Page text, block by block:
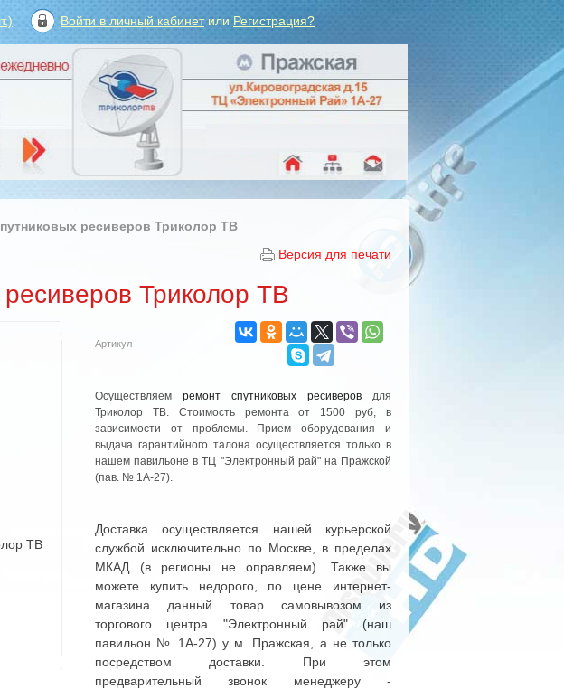
Войти в личный кабинетили Регистрация?
ресиверов Триколор ТВ
Версия для печати
Триколор ТВ
ТВ
Артикул
Осуществляем ремонт спутниковых ресиверов для
Триколор ТВ. Стоимость ремонта от 1500 руб, в
зависимости от проблемы. Прием оборудования и
выдача гарантийного талона осуществляется только в
нашем павильоне в ТЦ "Электронный рай" на Пражской
(пав. № 1А-27).
Доставка осуществляется нашей курьерской
службой исключительно по Москве, в пределах
МКАД (в регионы не оправляем). Также вы
можете купить недорого, по цене интернет-
магазина данный товар самовывозом из
торгового центра "Электронный рай" (наш
павильон № 1А-27) у м. Пражская, а не только
посредством доставки. При этом
предварительный звонок менеджеру -